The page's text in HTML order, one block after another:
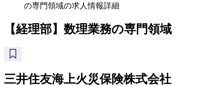
の専門領域の求人情報詳細
【経理部】数理業務の専門領域
三井住友海上火災保険株式会社